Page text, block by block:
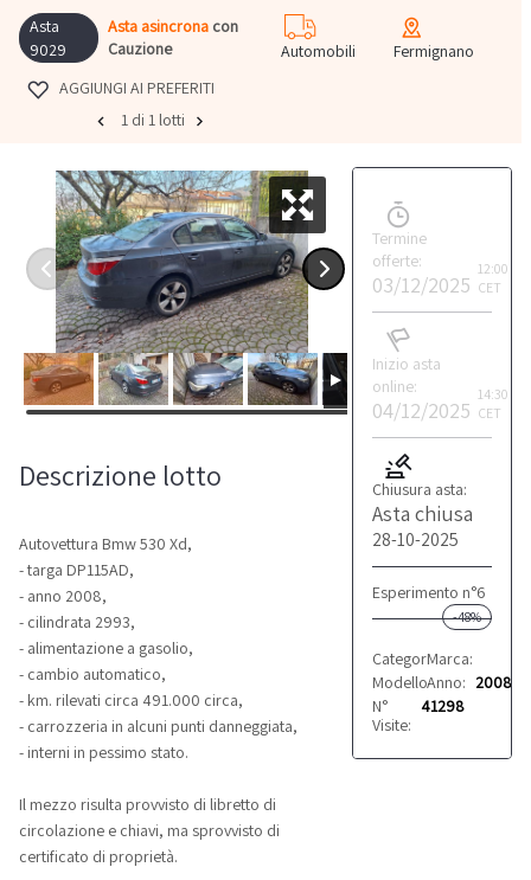
Asta
9029
Asta asincrona con
Cauzione
Automobili
Fermignano
AGGIUNGI AI PREFERITI
1 di 1 lotti
Termine
offerte:
03/12/2025
12:00
CET
Inizio asta
online:
04/12/2025
14:30
CET
Chiusura asta:
Asta chiusa
28-10-2025
Esperimento n°6
-48%
Categoria: Automobili
Marca:
Modello: 530 xd
Anno: 2008
N°
Visite:
41298
Descrizione lotto
Autovettura Bmw 530 Xd,
- targa DP115AD,
- anno 2008,
- cilindrata 2993,
- alimentazione a gasolio,
- cambio automatico,
- km. rilevati circa 491.000 circa,
- carrozzeria in alcuni punti danneggiata,
- interni in pessimo stato.
Il mezzo risulta provvisto di libretto di
circolazione e chiavi, ma sprovvisto di
certificato di proprietà.